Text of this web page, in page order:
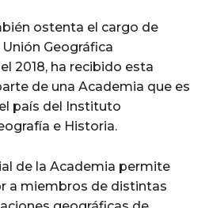
ostenta el cargo de
Geográfica
2018, ha recibido esta
de una Academia que es
país del Instituto
e Historia.
de la Academia permite
a miembros de distintas